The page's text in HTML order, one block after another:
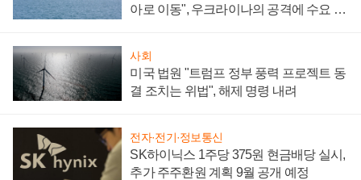
아로 이동", 우크라이나의 공격에 수요 늘
사회
미국 법원 "트럼프 정부 풍력 프로젝트 동
결 조치는 위법", 해제 명령 내려
전자·전기·정보통신
SK하이닉스 1주당 375원 현금배당 실시,
추가 주주환원 계획 9월 공개 예정